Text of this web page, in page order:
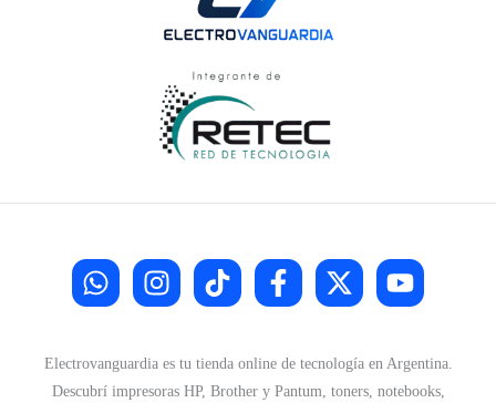
Electrovanguardia es tu tienda online de tecnología en Argentina.
Descubrí impresoras HP, Brother y Pantum, toners, notebooks,